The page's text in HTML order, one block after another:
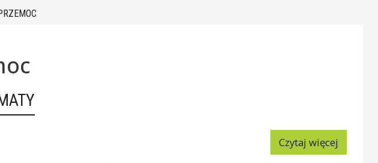
Czytaj więcej